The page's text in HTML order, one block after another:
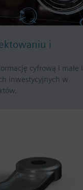
i
cyfrową i małe i
inwestycyjnych w